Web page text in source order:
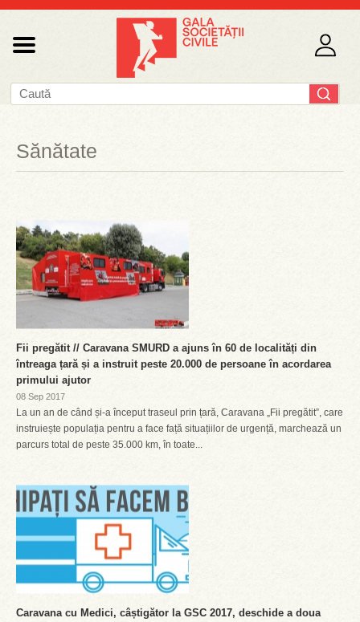
Sănătate
Fii pregătit // Caravana SMURD a ajuns în 60 de localități din
întreaga țară și a instruit peste 20.000 de persoane în acordarea
primului ajutor
08 Sep 2017
La un an de când și-a început traseul prin țară, Caravana „Fii pregătit”, care
instruiește populația pentru a face față situațiilor de urgență, marchează un
parcurs total de peste 35.000 km, în toate...
Caravana cu Medici, câștigător la GSC 2017, deschide a doua